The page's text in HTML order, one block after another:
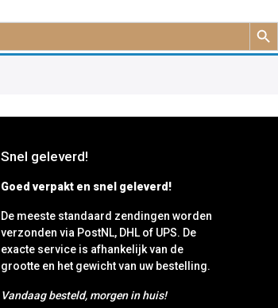
Snel geleverd!
Goed verpakt en snel geleverd!
De meeste standaard zendingen worden
verzonden via PostNL, DHL of UPS. De
exacte service is afhankelijk van de
grootte en het gewicht van uw bestelling.
Vandaag besteld, morgen in huis!